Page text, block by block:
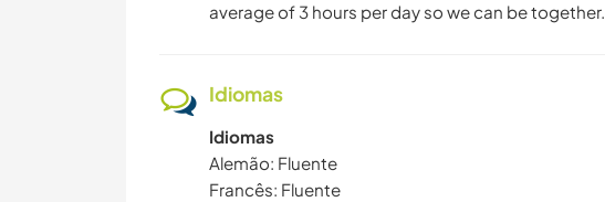
average of 3 hours per day so we can be together.
Idiomas
Idiomas
Alemão: Fluente
Francês: Fluente